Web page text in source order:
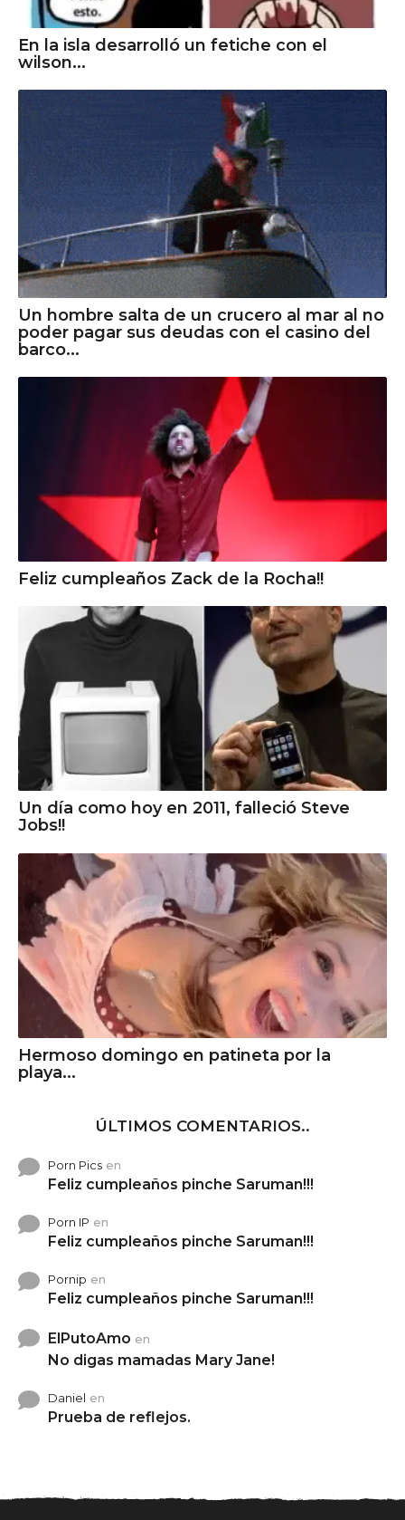
En la isla desarrolló un fetiche con el
wilson...
Un hombre salta de un crucero al mar al no
poder pagar sus deudas con el casino del
barco...
Feliz cumpleaños Zack de la Rocha!!
Un día como hoy en 2011, falleció Steve
Jobs!!
Hermoso domingo en patineta por la
playa...
ÚLTIMOS COMENTARIOS..
Porn Pics en
Feliz cumpleaños pinche Saruman!!!
Porn IP en
Feliz cumpleaños pinche Saruman!!!
Pornip en
Feliz cumpleaños pinche Saruman!!!
ElPutoAmo en
No digas mamadas Mary Jane!
Daniel en
Prueba de reflejos.